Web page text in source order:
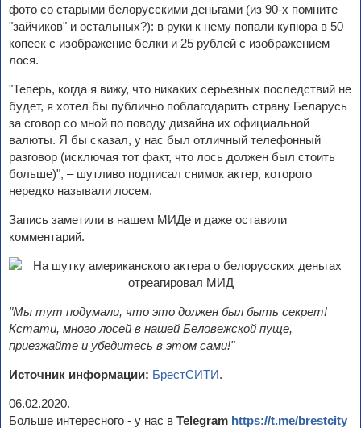
фото со старыми белорусскими деньгами (из 90-х помните
"зайчиков" и остальных?): в руки к нему попали купюра в 50
копеек с изображение белки и 25 рублей с изображением
лося.
"Теперь, когда я вижу, что никаких серьезных последствий не
будет, я хотел бы публично поблагодарить страну Беларусь
за сговор со мной по поводу дизайна их официальной
валюты. Я бы сказал, у нас был отличный телефонный
разговор (исключая тот факт, что лось должен был стоить
больше)", – шутливо подписал снимок актер, которого
нередко называли лосем.
Запись заметили в нашем МИДе и даже оставили
комментарий.
"Мы тут подумали, что это должен был быть секрет!
Кстати, много лосей в нашей Беловежской пуще,
приезжайте и убедитесь в этом сами!"
Источник информации: БрестСИТИ.
06.02.2020.
Больше интересного - у нас в Telegram https://t.me/brestcity